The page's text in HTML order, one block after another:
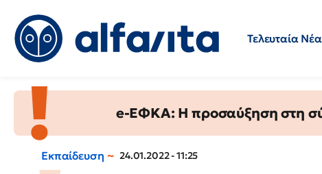
Τελευταία Νέα
e-ΕΦΚΑ: Η προσαύξηση στη
Εκπαίδευση 24.01.2022 - 11:25